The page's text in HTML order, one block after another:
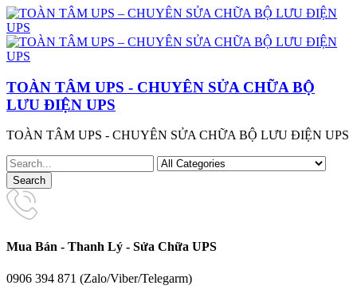
TOÀN TÂM UPS - CHUYÊN SỬA CHỮA BỘ
LƯU ĐIỆN UPS
TOÀN TÂM UPS - CHUYÊN SỬA CHỮA BỘ LƯU ĐIỆN UPS
Mua Bán - Thanh Lý - Sửa Chữa UPS
0906 394 871 (Zalo/Viber/Telegarm)